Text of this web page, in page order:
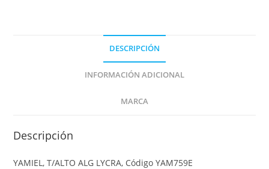
DESCRIPCIÓN
INFORMACIÓN ADICIONAL
MARCA
Descripción
YAMIEL, T/ALTO ALG LYCRA, Código YAM759E